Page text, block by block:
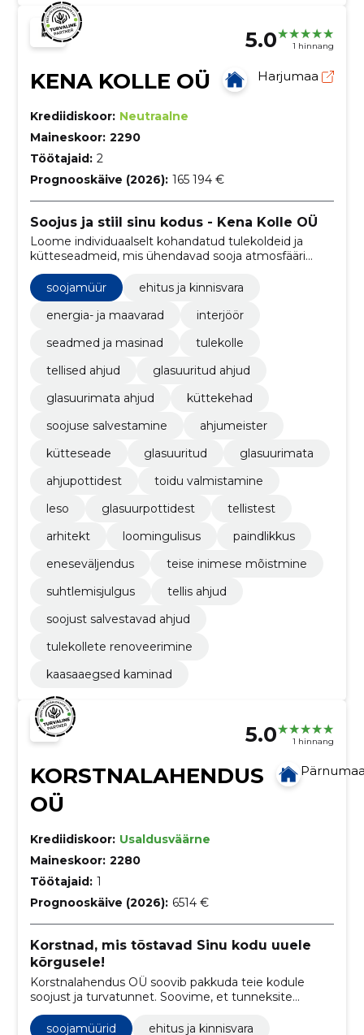
5.0 1 hinnang
KENA KOLLE OÜ Harjumaa
Krediidiskoor: Neutraalne
Maineskoor: 2290
Töötajaid: 2
Prognooskäive (2026): 165 194 €
Soojus ja stiil sinu kodus - Kena Kolle OÜ
Loome individuaalselt kohandatud tulekoldeid ja
kütteseadmeid, mis ühendavad sooja atmosfääri
elegantsiga, lisades unikaalset väärtust kodudele.
soojamüür
ehitus ja kinnisvara
energia- ja maavarad
interjöör
seadmed ja masinad
tulekolle
tellised ahjud
glasuuritud ahjud
glasuurimata ahjud
küttekehad
soojuse salvestamine
ahjumeister
kütteseade
glasuuritud
glasuurimata
ahjupottidest
toidu valmistamine
leso
glasuurpottidest
tellistest
arhitekt
loomingulisus
paindlikkus
eneseväljendus
teise inimese mõistmine
suhtlemisjulgus
tellis ahjud
soojust salvestavad ahjud
tulekollete renoveerimine
kaasaaegsed kaminad
5.0 1 hinnang
KORSTNALAHENDUS
OÜ
Krediidiskoor: Usaldusväärne
Maineskoor: 2280
Töötajaid: 1
Prognooskäive (2026): 6514 €
Korstnad, mis tõstavad Sinu kodu uuele
kõrgusele!
Korstnalahendus OÜ soovib pakkuda teie kodule
soojust ja turvatunnet. Soovime, et tunneksite
ennast kindlalt, kasutades igapäevaselt oma
küttelahendusi.
soojamüürid ehitus ja kinnisvara